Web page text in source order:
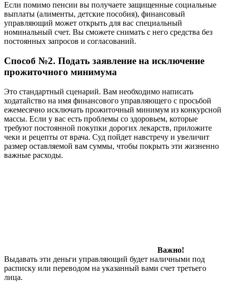
Если помимо пенсии вы получаете защищенные социальные
выплаты (алименты, детские пособия), финансовый
управляющий может открыть для вас специальный
номинальный счет. Вы сможете снимать с него средства без
постоянных запросов и согласований.
Способ №2. Подать заявление на исключение
прожиточного минимума
Это стандартный сценарий. Вам необходимо написать
ходатайство на имя финансового управляющего с просьбой
ежемесячно исключать прожиточный минимум из конкурсной
массы. Если у вас есть проблемы со здоровьем, которые
требуют постоянной покупки дорогих лекарств, приложите
чеки и рецепты от врача. Суд пойдет навстречу и увеличит
размер оставляемой вам суммы, чтобы покрыть эти жизненно
важные расходы.
Важно!
Выдавать эти деньги управляющий будет наличными под
расписку или переводом на указанный вами счет третьего
лица.